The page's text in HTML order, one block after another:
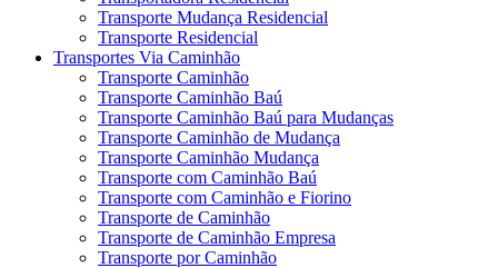
Transporte Mudança Residencial
Transporte Residencial
Transportes Via Caminhão
Transporte Caminhão
Transporte Caminhão Baú
Transporte Caminhão Baú para Mudanças
Transporte Caminhão de Mudança
Transporte Caminhão Mudança
Transporte com Caminhão Baú
Transporte com Caminhão e Fiorino
Transporte de Caminhão
Transporte de Caminhão Empresa
Transporte por Caminhão